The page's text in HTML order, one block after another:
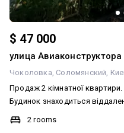
$ 47 000
улица
Чоколовка Соломянский
Продаж 2 кімнатної
Будинок знаходиться
Загальна площа 40 м2,
кімнати суміжні, с/в в
2 rooms